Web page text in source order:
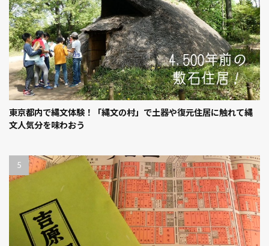
東京都内で縄文体験！「縄文の村」で土器や復元住居に触れて縄
文人気分を味わおう